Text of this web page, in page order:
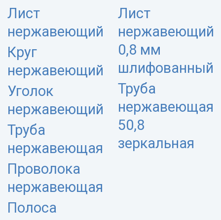
Лист
нержавеющий
Круг
нержавеющий
Уголок
нержавеющий
Труба
нержавеющая
Проволока
нержавеющая
Полоса
Лист
нержавеющий
0,8 мм
шлифованный
Труба
нержавеющая
50,8
зеркальная